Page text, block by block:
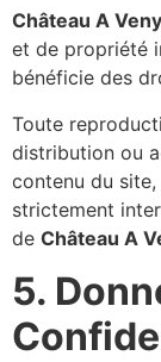
Château A Veny
et de propriété
bénéficie des
Toute
distribution ou
contenu du
strictement
de Château A
5.